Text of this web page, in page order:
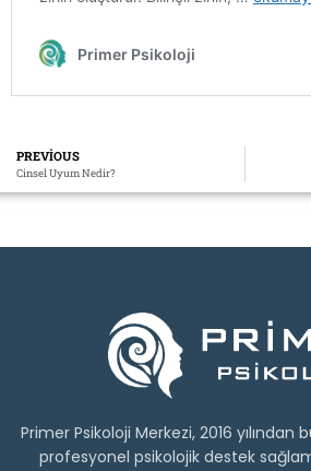
PREVIOUS
Cinsel Uyum Nedir?
Primer Psikoloji Merkezi, 2016 yılından
profesyonel psikolojik destek